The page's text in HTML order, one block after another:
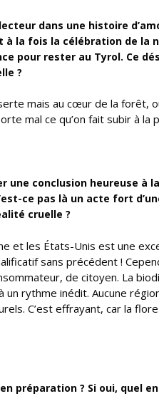
dans une histoire
à la fois la célébration de
pour rester au Tyrol. Ce
?
mais au cœur de la forêt,
mal ce qu’on fait subir à la
une conclusion heureuse à
ce pas là un acte fort
cruelle ?
et les États-Unis est une
sans précédent !
de citoyen. La
rythme inédit. Aucune
C’est effrayant, car la
préparation ? Si oui, quel